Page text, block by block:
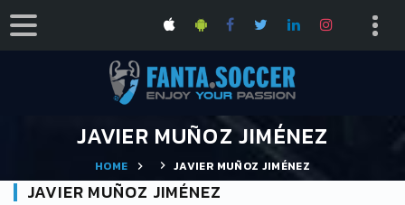
JAVIER MUÑOZ JIMÉNEZ
HOME JAVIER MUÑOZ JIMÉNEZ
JAVIER MUÑOZ JIMÉNEZ